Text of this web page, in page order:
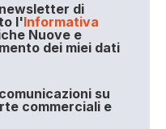
di
l'Informativa
Nuove e
dei miei dati
su
commerciali e